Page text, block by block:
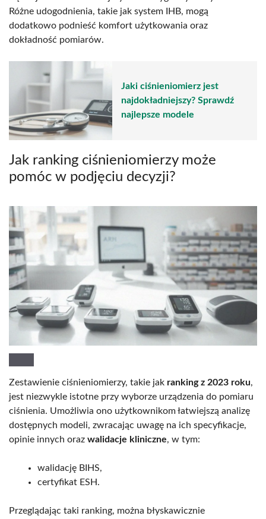
Różne udogodnienia, takie jak system IHB, mogą
dodatkowo podnieść komfort użytkowania oraz
dokładność pomiarów.
Jaki ciśnieniomierz jest
najdokładniejszy? Sprawdź
najlepsze modele
Jak ranking ciśnieniomierzy może
pomóc w podjęciu decyzji?
Zestawienie ciśnieniomierzy, takie jak ranking z 2023 roku,
jest niezwykle istotne przy wyborze urządzenia do pomiaru
ciśnienia. Umożliwia ono użytkownikom łatwiejszą analizę
dostępnych modeli, zwracając uwagę na ich specyfikacje,
opinie innych oraz walidacje kliniczne, w tym:
walidację BIHS,
certyfikat ESH.
Przeglądając taki ranking, można błyskawicznie